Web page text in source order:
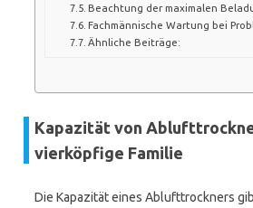
Beachtung der maximalen
Fachmännische Wartung bei
Ähnliche Beiträge:
Kapazität von
vierköpfige Familie
Die Kapazität eines Ablufttrockners